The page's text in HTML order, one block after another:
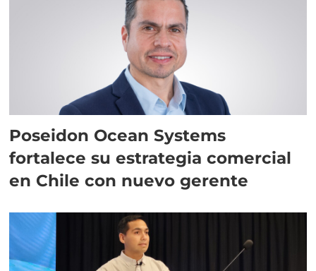
Poseidon Ocean Systems
fortalece su estrategia comercial
en Chile con nuevo gerente